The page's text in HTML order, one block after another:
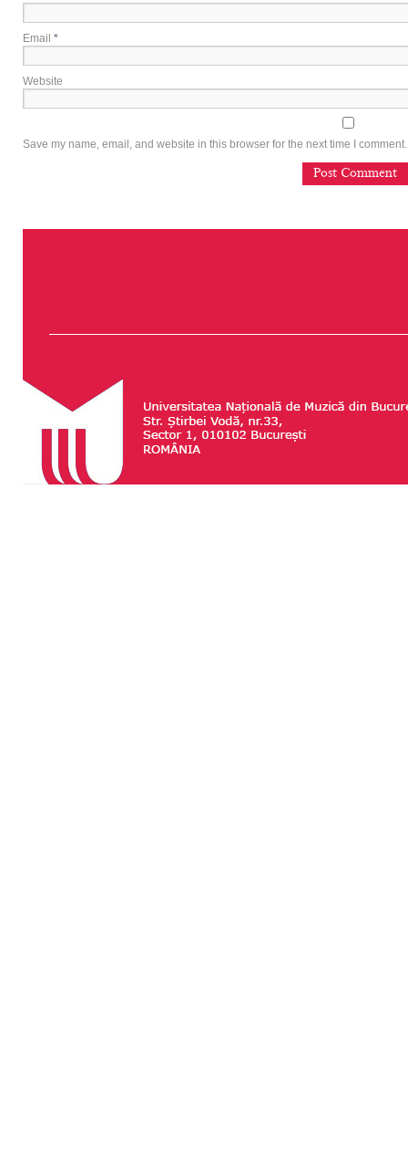
Email *
Website
Save my name, email, and website in this browser for the next time I comment.